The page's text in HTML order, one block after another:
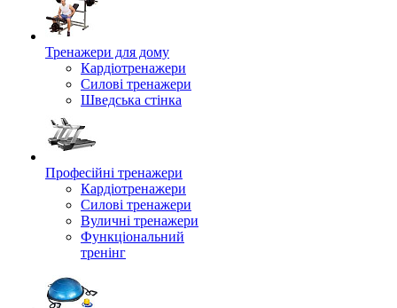
Тренажери для дому
Кардіотренажери
Силові тренажери
Шведська стінка
Професійні тренажери
Кардіотренажери
Силові тренажери
Вуличні тренажери
Функціональний
тренінг